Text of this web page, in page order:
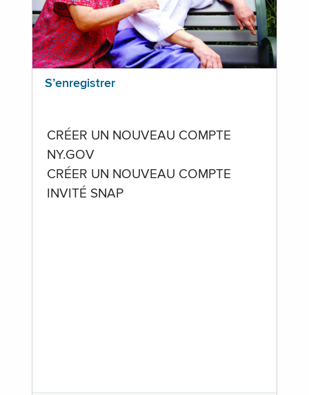
S’enregistrer
CRÉER UN NOUVEAU COMPTE
NY.GOV
CRÉER UN NOUVEAU COMPTE
INVITÉ SNAP